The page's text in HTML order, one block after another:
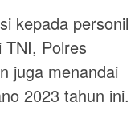
kepada personil
TNI, Polres
juga menandai
2023 tahun ini.